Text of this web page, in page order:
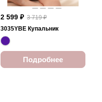
2 599 ₽ 3 719 ₽
3035YBE Купальник
Подробнее